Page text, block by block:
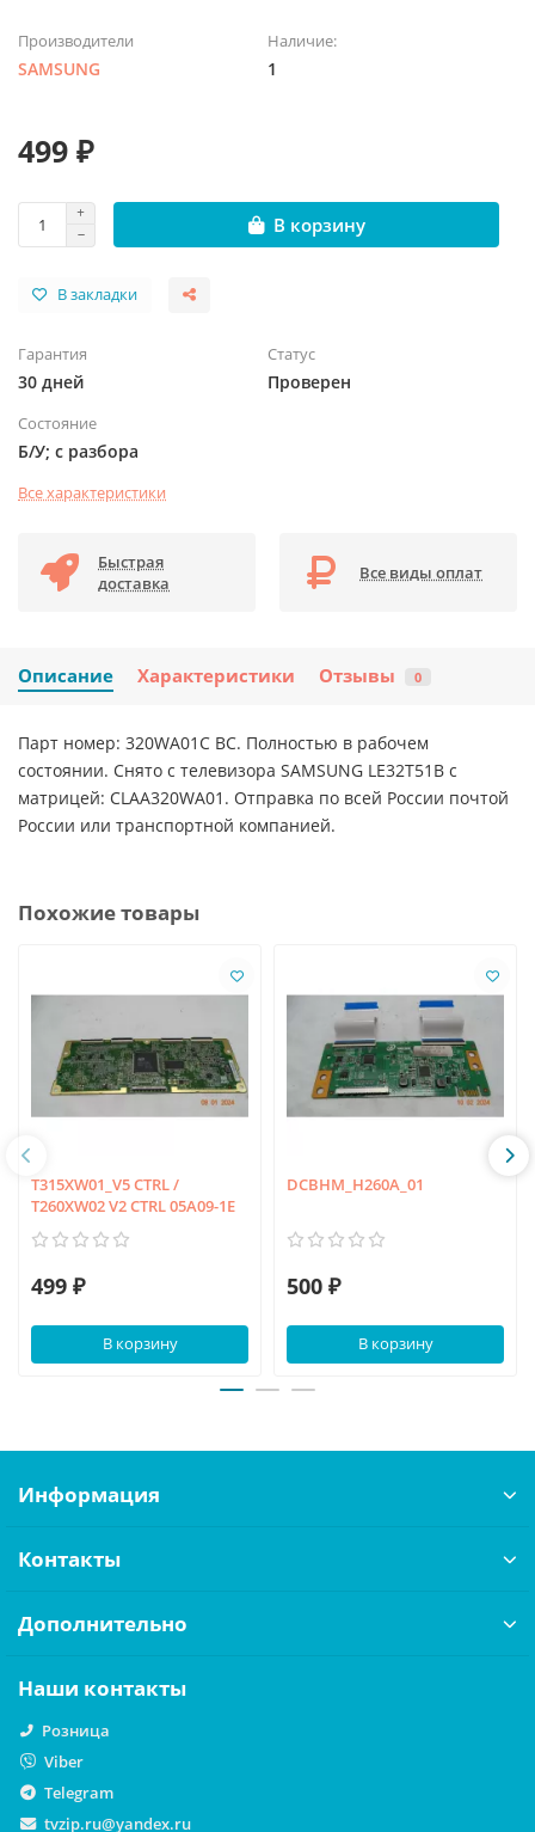
Производители
SAMSUNG
Наличие:
1
499 ₽
В корзину
В закладки
Гарантия
30 дней
Статус
Проверен
Состояние
Б/У; с разбора
Все характеристики
Быстрая
доставка
Все виды оплат
Описание Характеристики Отзывы 0
Парт номер: 320WA01C BC. Полностью в рабочем
состоянии. Снято с телевизора SAMSUNG LE32T51B с
матрицей: CLAA320WA01. Отправка по всей России почтой
России или транспортной компанией.
Похожие товары
T315XW01_V5 CTRL /
T260XW02 V2 CTRL 05A09-1E
499 ₽
В корзину
DCBHM_H260A_01
500 ₽
В корзину
Информация
Контакты
Дополнительно
Наши контакты
Розница
Viber
Telegram
tvzip.ru@yandex.ru